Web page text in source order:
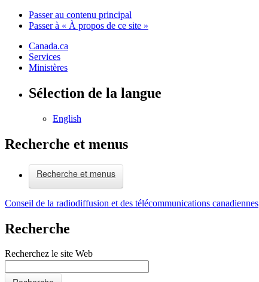
Passer au contenu principal
Passer à « À propos de ce site »
Canada.ca
Services
Ministères
Sélection de la langue
English
Recherche et menus
Recherche et menus
Conseil de la radiodiffusion et des télécommunications canadiennes
Recherche
Recherchez le site Web